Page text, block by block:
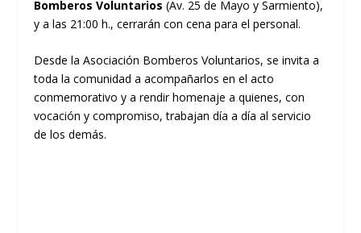
Bomberos Voluntarios (Av. 25 de Mayo y Sarmiento),
y a las 21:00 h., cerrarán con cena para el personal.
Desde la Asociación Bomberos Voluntarios, se invita a
toda la comunidad a acompañarlos en el acto
conmemorativo y a rendir homenaje a quienes, con
vocación y compromiso, trabajan día a día al servicio
de los demás.